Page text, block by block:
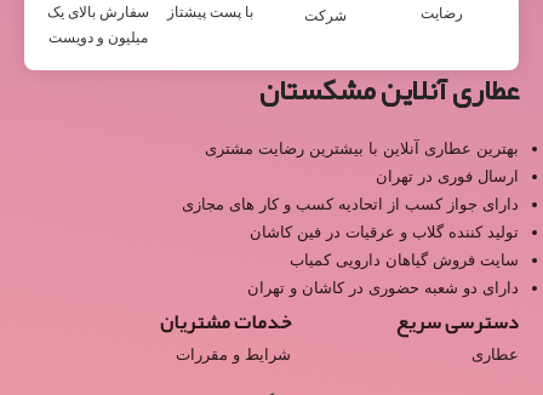
رضایت
شرکت
با پست پیشتاز
سفارش بالای یک
میلیون و دویست
عطاری آنلاین مشکستان
بهترین عطاری آنلاین با بیشترین رضایت مشتری
ارسال فوری در تهران
دارای جواز کسب از اتحادیه کسب و کار های مجازی
تولید کننده گلاب و عرقیات در فین کاشان
سایت فروش گیاهان دارویی کمیاب
دارای دو شعبه حضوری در کاشان و تهران
دسترسی سریع
عطاری
خدمات مشتریان
شرایط و مقررات